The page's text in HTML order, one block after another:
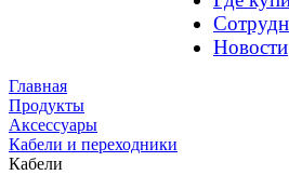
Новости
Главная
Продукты
Аксессуары
Кабели и переходники
Кабели